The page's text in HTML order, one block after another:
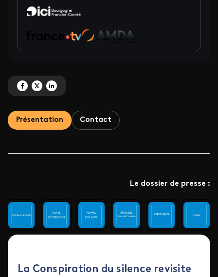
Partagez 'La conspiration du silence SAISON 1' sur Facebook
Partagez 'La conspiration du silence SAISON 1' sur X
Partagez 'La conspiration du silence SAISON 1' sur LinkedIn
Présentation Contact
Le dossier de presse :
La Conspiration du silence revisite